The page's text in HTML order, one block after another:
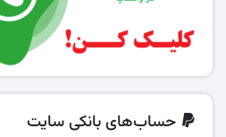
حساب‌های بانکی سایت